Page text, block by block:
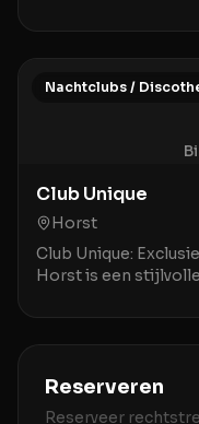
Nachtclubs /
Club Unique
Horst
Club Unique:
Horst is een
Reserveren
Reserveer